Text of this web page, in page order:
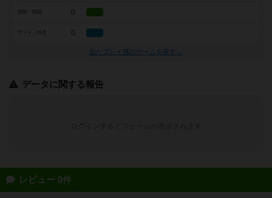
0
アート・外見 0
似たプレイ感のゲームを探す→
データに関する報告
レビュー 0件